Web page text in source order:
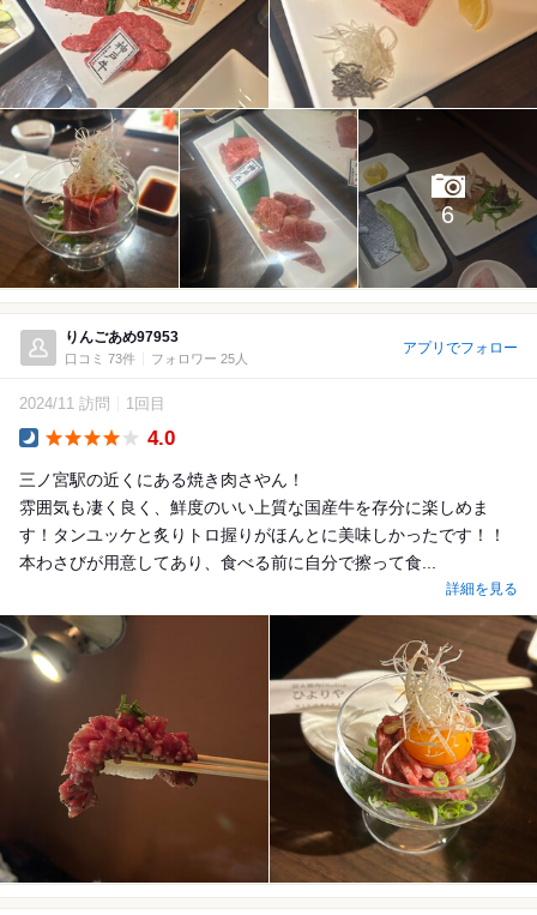
6
りんごあめ97953
口コミ 73件 フォロワー 25人
アプリでフォロー
2024/11 訪問 1回目
4.0
三ノ宮駅の近くにある焼き肉さやん！
雰囲気も凄く良く、鮮度のいい上質な国産牛を存分に楽しめま
す！タンユッケと炙りトロ握りがほんとに美味しかったです！！
本わさびが用意してあり、食べる前に自分で擦って食...
詳細を見る